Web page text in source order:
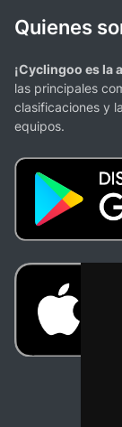
Quienes
¡Cyclingoo es la
las principales
clasificaciones y
equipos.